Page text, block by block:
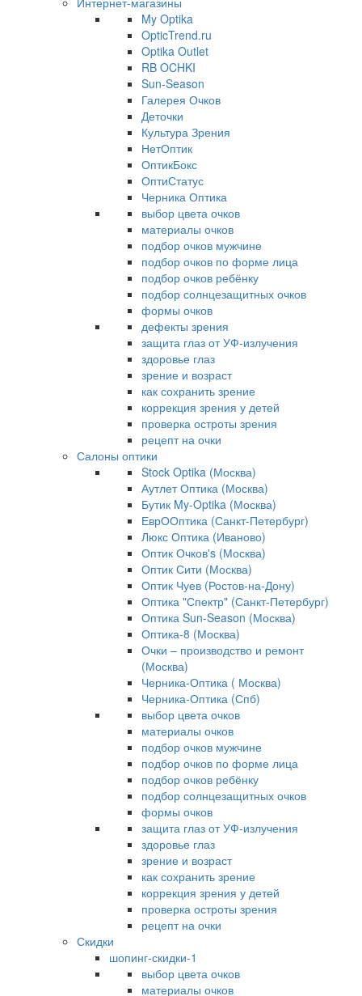
My Optika
OpticTrend.ru
Optika Outlet
RB OCHKI
Sun-Season
Галерея Очков
Деточки
Культура Зрения
НетОптик
ОптикБокс
ОптиСтатус
Черника Оптика
выбор цвета очков
материалы очков
подбор очков мужчине
подбор очков по форме лица
подбор очков ребёнку
подбор солнцезащитных очков
формы очков
дефекты зрения
защита глаз от УФ-излучения
здоровье глаз
зрение и возраст
как сохранить зрение
коррекция зрения у детей
проверка остроты зрения
рецепт на очки
Салоны оптики
Stock Optika (Москва)
Аутлет Оптика (Москва)
Бутик My-Optika (Москва)
ЕврООптика (Санкт-Петербург)
Люкс Оптика (Иваново)
Оптик Очков's (Москва)
Оптик Сити (Москва)
Оптик Чуев (Ростов-на-Дону)
Оптика "Спектр" (Санкт-Петербург)
Оптика Sun-Season (Москва)
Оптика-8 (Москва)
Очки – производство и ремонт
(Москва)
Черника-Оптика ( Москва)
Черника-Оптика (Спб)
выбор цвета очков
материалы очков
подбор очков мужчине
подбор очков по форме лица
подбор очков ребёнку
подбор солнцезащитных очков
формы очков
защита глаз от УФ-излучения
здоровье глаз
зрение и возраст
как сохранить зрение
коррекция зрения у детей
проверка остроты зрения
рецепт на очки
Скидки
шопинг-скидки-1
выбор цвета очков
материалы очков